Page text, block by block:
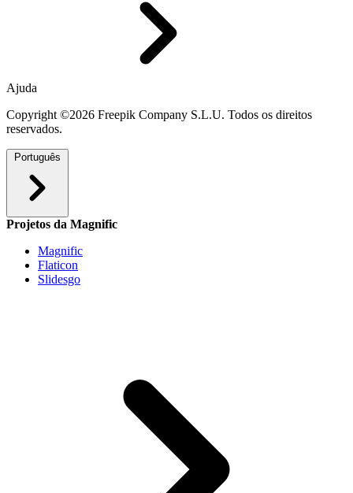
Ajuda
Copyright ©2026 Freepik Company S.L.U. Todos os direitos
reservados.
Português
Projetos da Magnific
Magnific
Flaticon
Slidesgo